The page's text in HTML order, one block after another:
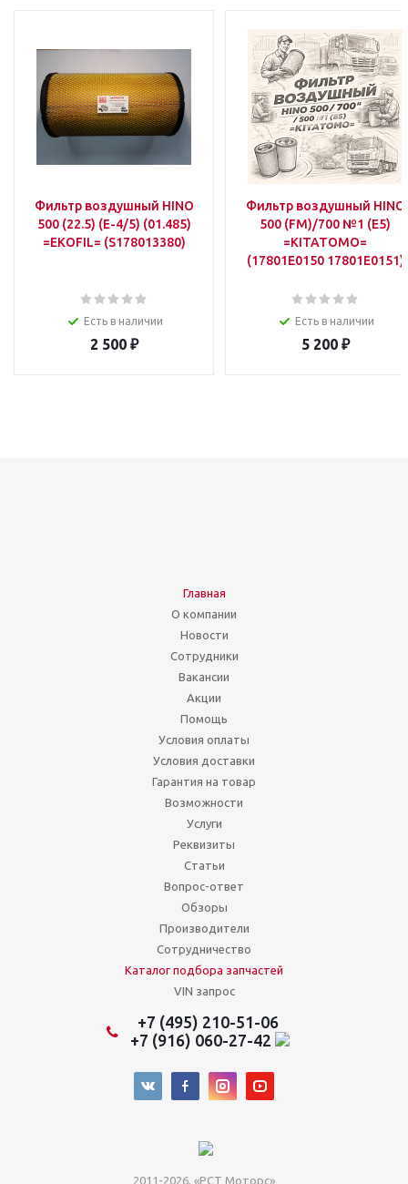
Фильтр воздушный HINO
500 (22.5) (E-4/5) (01.485)
=EKOFIL= (S178013380)
Есть в наличии
2 500₽
Фильтр воздушный HINO
500 (FM)/700 №1 (E5)
=KITATOMO=
(17801E0150 17801E0151)
Есть в наличии
5 200₽
Главная
О компании
Новости
Сотрудники
Вакансии
Акции
Помощь
Условия оплаты
Условия доставки
Гарантия на товар
Возможности
Услуги
Реквизиты
Статьи
Вопрос-ответ
Обзоры
Производители
Сотрудничество
Каталог подбора запчастей
VIN запрос
+7 (495) 210-51-06
+7 (916) 060-27-42
2011-2026, «РСТ Моторс»